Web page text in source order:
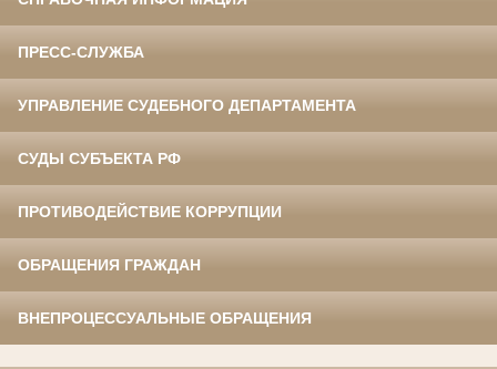
ПРЕСС-СЛУЖБА
УПРАВЛЕНИЕ СУДЕБНОГО ДЕПАРТАМЕНТА
СУДЫ СУБЪЕКТА РФ
ПРОТИВОДЕЙСТВИЕ КОРРУПЦИИ
ОБРАЩЕНИЯ ГРАЖДАН
ВНЕПРОЦЕССУАЛЬНЫЕ ОБРАЩЕНИЯ